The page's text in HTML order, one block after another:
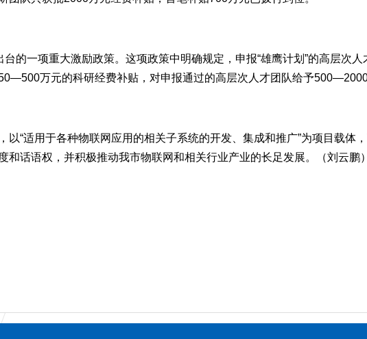
一项重大激励政策。这项政策中明确规定，申报“雄鹰计划”的高层次人
万元的科研经费补贴，对申报通过的高层次人才团队给予500—2000
适用于各种物联网应用的相关子系统的开发、集成和推广”为项目载体
话语权，并积极推动我市物联网和相关行业产业的长足发展。（刘云鹏）